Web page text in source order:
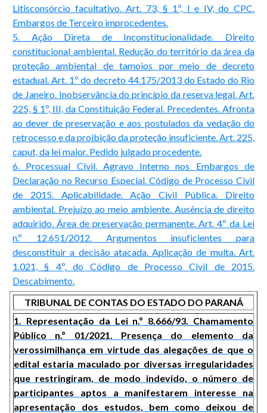
Litisconsórcio facultativo. Art. 73, § 1º, I e IV, do CPC.
Embargos de Terceiro improcedentes.
5. Ação Direta de Inconstitucionalidade. Direito
constitucional ambiental. Redução do território da área da
proteção ambiental de tamoios por meio de decreto
estadual. Art. 1º do decreto 44.175/2013 do Estado do Rio
de Janeiro. Inobservância do princípio da reserva legal. Art.
225, § 1º, III, da Constituição Federal. Precedentes. Afronta
ao dever de preservação e aos postulados da vedação do
retrocesso e da proibição da proteção insuficiente. Art. 225,
caput, da lei maior. Pedido julgado procedente.
6. Processual Civil. Agravo Interno nos Embargos de
Declaração no Recurso Especial. Código de Processo Civil
de 2015. Aplicabilidade. Ação Civil Pública. Direito
ambiental. Prejuízo ao meio ambiente. Ausência de direito
adquirido. Área de preservação permanente. Art. 4º da Lei
n.º 12.651/2012. Argumentos insuficientes para
desconstituir a decisão atacada. Aplicação de multa. Art.
1.021, § 4º, do Código de Processo Civil de 2015.
Descabimento.
TRIBUNAL DE CONTAS DO ESTADO DO PARANÁ
1. Representação da Lei n.º 8.666/93. Chamamento
Público n.º 01/2021. Presença do elemento da
verossimilhança em virtude das alegações de que o
edital estaria maculado por diversas irregularidades
que restringiram, de modo indevido, o número de
participantes aptos a manifestarem interesse na
apresentação dos estudos, bem como deixou de